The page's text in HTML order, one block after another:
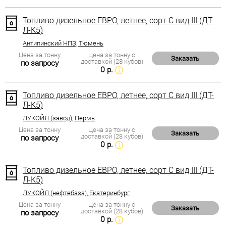
Топливо дизельное ЕВРО, летнее, сорт С вид III (ДТ-
Л-К5)
Антипинский НПЗ, Тюмень
Цена за тонну
по запросу
Цена за тонну с
доставкой (28 кубов)
0 р.
Заказать
Топливо дизельное ЕВРО, летнее, сорт С вид III (ДТ-
Л-К5)
ЛУКОЙЛ (завод), Пермь
Цена за тонну
по запросу
Цена за тонну с
доставкой (28 кубов)
0 р.
Заказать
Топливо дизельное ЕВРО, летнее, сорт С вид III (ДТ-
Л-К5)
ЛУКОЙЛ (нефтебаза), Екатеринбург
Цена за тонну
по запросу
Цена за тонну с
доставкой (28 кубов)
0 р.
Заказать